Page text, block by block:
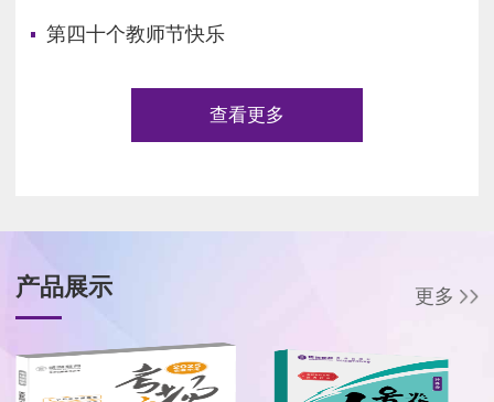
第四十个教师节快乐
查看更多
产品展示 更多